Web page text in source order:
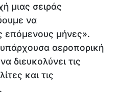
μιας σειράς
να
επόμενους μήνες».
αεροπορική
διευκολύνει τις
και τις